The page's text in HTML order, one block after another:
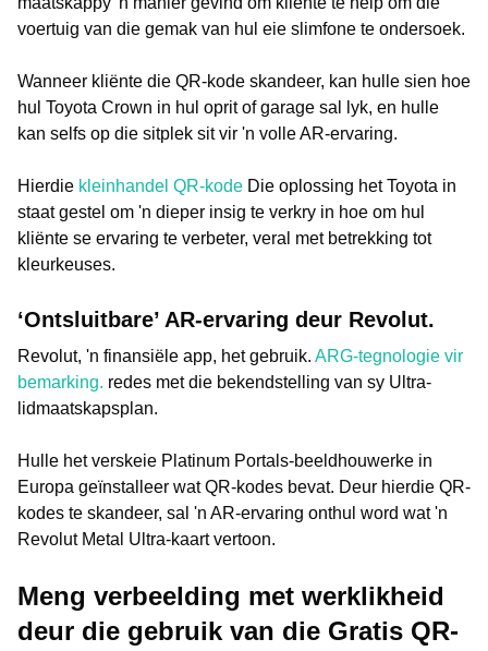
voertuig van die gemak van hul eie slimfone te ondersoek.
Wanneer kliënte die QR-kode skandeer, kan hulle sien hoe
hul Toyota Crown in hul oprit of garage sal lyk, en hulle
kan selfs op die sitplek sit vir 'n volle AR-ervaring.
Hierdie kleinhandel QR-kode Die oplossing het Toyota in
staat gestel om 'n dieper insig te verkry in hoe om hul
kliënte se ervaring te verbeter, veral met betrekking tot
kleurkeuses.
‘Ontsluitbare’ AR-ervaring deur Revolut.
Revolut, 'n finansiële app, het gebruik. ARG-tegnologie vir
bemarking. redes met die bekendstelling van sy Ultra-
lidmaatskapsplan.
Hulle het verskeie Platinum Portals-beeldhouwerke in
Europa geïnstalleer wat QR-kodes bevat. Deur hierdie QR-
kodes te skandeer, sal 'n AR-ervaring onthul word wat 'n
Revolut Metal Ultra-kaart vertoon.
Meng verbeelding met werklikheid
deur die gebruik van die Gratis QR-